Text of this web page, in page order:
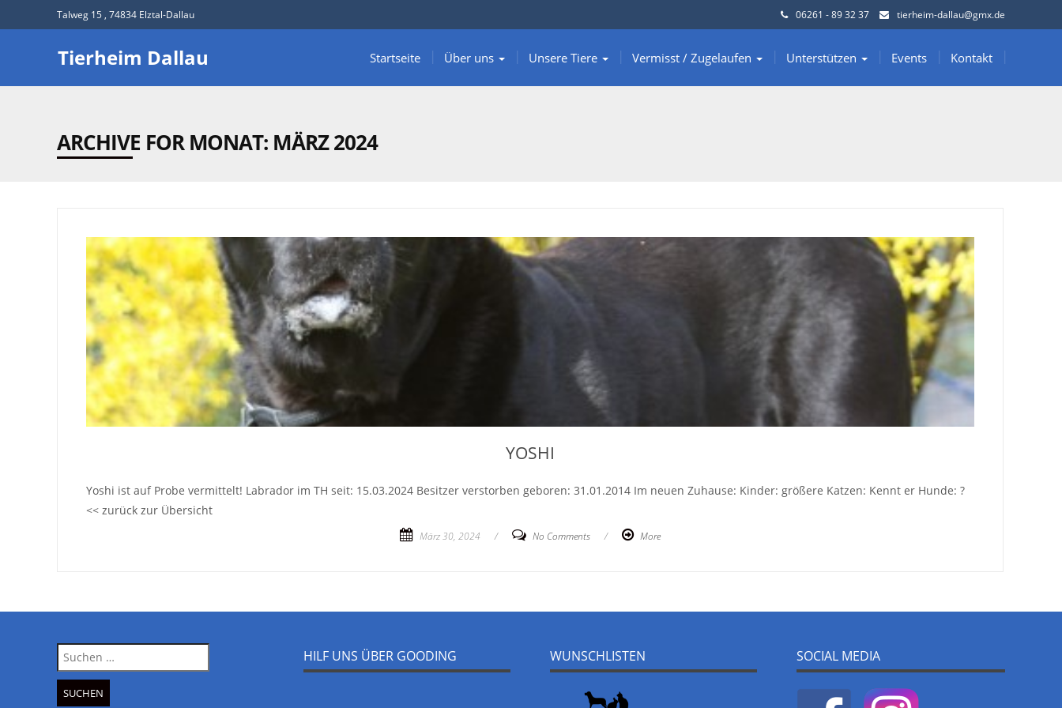
Talweg 15 , 74834 Elztal-Dallau 06261 - 89 32 37 tierheim-dallau@gmx.de
Tierheim Dallau Startseite Über uns Unsere Tiere Vermisst / Zugelaufen Unterstützen Events Kontakt
ARCHIVE FOR MONAT: MÄRZ 2024
YOSHI
Yoshi ist auf Probe vermittelt! Labrador im TH seit: 15.03.2024 Besitzer verstorben geboren: 31.01.2014 Im neuen Zuhause: Kinder: größere Katzen: Kennt er Hunde: ?
<< zurück zur Übersicht
März 30, 2024 / No Comments / More
Suche
nach:
HILF UNS ÜBER GOODING WUNSCHLISTEN SOCIAL MEDIA